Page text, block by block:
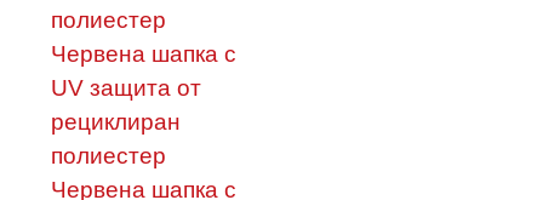
полиестер
Червена шапка с
UV защита от
рециклиран
полиестер
Червена шапка с